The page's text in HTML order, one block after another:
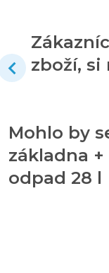
zboží, si
Mohlo by
základna
odpad 28 l